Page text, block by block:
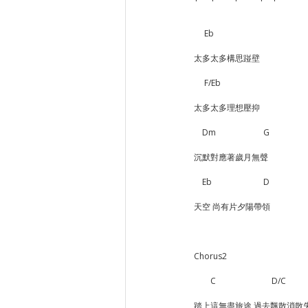
     Eb
太多太多構思踫壁
     F/Eb
太多太多理想壓抑
    Dm        　　       G
沉默對應著歲月無聲
    Eb                         D
天空 尚有片夕陽帶領
Chorus2
        C                           D/C